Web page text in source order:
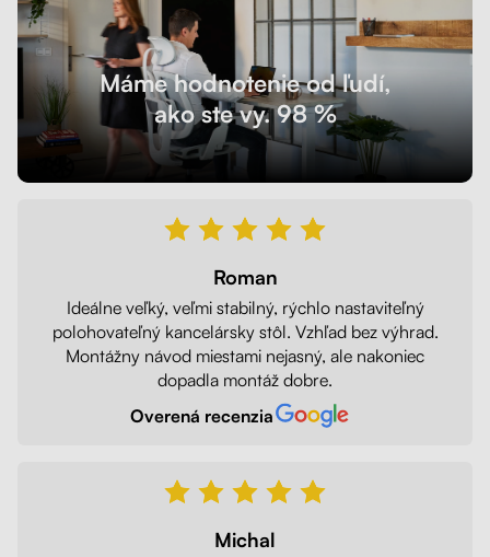
Máme hodnotenie od ľudí,
ako ste vy. 98 %
Roman
Ideálne veľký, veľmi stabilný, rýchlo nastaviteľný
polohovateľný kancelársky stôl. Vzhľad bez výhrad.
Montážny návod miestami nejasný, ale nakoniec
dopadla montáž dobre.
Overená recenzia
Michal